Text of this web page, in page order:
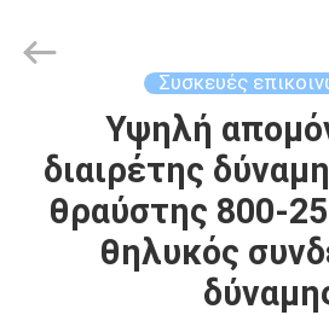
ΠΡΟΪΌΝΤΑ
ELECTRONICS(HK)
CO.,LTD.
Συσκευές
Υψηλή
διαιρέτης
θραύστης 800-
θηλυκός